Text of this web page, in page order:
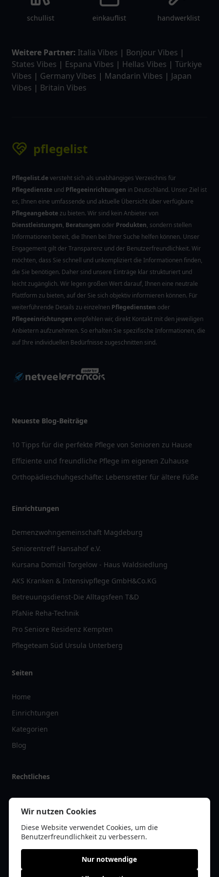
schullist einkauflist handwerklist
Weitere Partner: Italia Vibes | Bonjour Vibes |
States Vibes | Espana Vibes | Hellas Vibes | Türkiye
Vibes | Germany Vibes | Mandarin Vibes | Japan
Vibes | Britain Vibes
pflegelist
Pflegelist.deversteht sich als unabhängiges Verzeichnis für
Pflegedienste und Pflegeeinrichtungen in Deutschland. Unser Ziel ist
es, Ihnen eine umfassende und aktuelle Übersicht über verfügbare
Pflegeangebotezu bieten. Wir sind kein Anbieter von
Dienstleistungen, Beratungen oder Produkten, sondern stellen
Informationen bereit, die Ihnen bei Ihrer Suche helfen können. Unser
Engagement gilt der Transparenz und der Benutzerfreundlichkeit. Wir
möchten, dass Sie schnell und unkompliziert die Informationen finden,
die Sie benötigen. Daher sind unsere Einträge klar strukturiert und
leicht zugänglich. Wir legen großen Wert darauf, Ihnen eine neutrale
Plattform zu bieten, auf der Sie sich objektiv informieren können. Für
weiterführende Details zu einzelnen Pflegediensten oder
Pflegeeinrichtungen empfehlen wir, direkt Kontakt mit den jeweiligen
Anbietern aufzunehmen. So erhalten Sie spezifische Informationen, die
auf Ihre individuellen Bedürfnisse zugeschnitten sind.
Neueste Blog-Beiträge
10 Tipps für die perfekte Pflege von Senioren zu Hause
Effiziente und freundliche Pflege im eigenen Zuhause
Orthopädieschuhgeschäfte: Lebensretter für ältere Füße
Einrichtungen
Demenzwohngemeinschaft Magdeburg
Seniorentreff Hansahof e.V.
Kursana Domizil Torgelow - Haus Waldsiedlung
AKS Kranken & Intensivpflege GmbH&Co.KG
Betreuungsdienst-Die Alltagsfeen T&D
PfaNie Reha-Technik
Pro Seniore Residenz Kempten
Pflegeteam Süd Ursula Unterberg
Seiten
Home
Einrichtungen
Kategorien
Blog
Rechtliches
Impressum
Datenschutz
Kontakt
Wir nutzen Cookies
Diese Website verwendet Cookies, um die
Benutzerfreundlichkeit zu verbessern.
Nur notwendige